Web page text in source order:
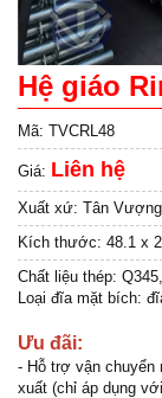
Hệ giáo
Mã: TVCRL48
Giá: Liên hệ
Xuất xứ: Tân
Kích thước: 48.1 x
Chất liệu thép:
Loại đĩa mặt bích:
Ưu đãi:
- Hỗ trợ vận chuyển
xuất (chỉ áp dụng